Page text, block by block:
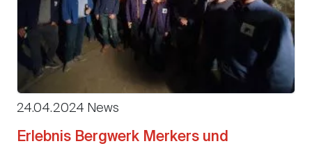
24.04.2024 News
Erlebnis Bergwerk Merkers und